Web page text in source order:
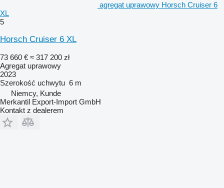
agregat uprawowy Horsch Cruiser 6
XL
5
Horsch Cruiser 6 XL
73 660 € ≈ 317 200 zł
Agregat uprawowy
2023
Szerokość uchwytu 6 m
Niemcy, Kunde
Merkantil Export-Import GmbH
Kontakt z dealerem